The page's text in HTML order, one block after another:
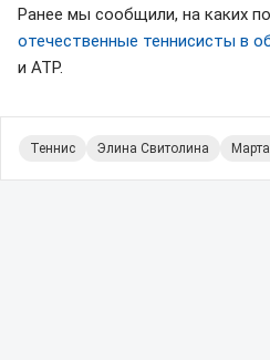
Ранее мы сообщили, на каких
отечественные теннисисты в
и ATP.
Теннис Элина Свитолина